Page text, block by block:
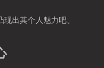
出其个人魅力吧。